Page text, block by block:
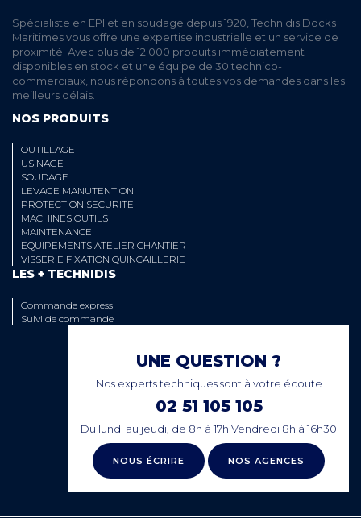
Spécialiste en EPI et en soudage depuis 1920, Technidis Docks
Maritimes vous offre une expertise industrielle et un service de
proximité. Avec plus de 12 000 produits immédiatement
disponibles en stock et une équipe de 30 technico-
commerciaux, nous répondons à toutes vos demandes dans les
meilleurs délais.
NOS PRODUITS
OUTILLAGE
USINAGE
SOUDAGE
LEVAGE MANUTENTION
PROTECTION SECURITE
MACHINES OUTILS
MAINTENANCE
EQUIPEMENTS ATELIER CHANTIER
VISSERIE FIXATION QUINCAILLERIE
LES + TECHNIDIS
Commande express
Suivi de commande
UNE QUESTION ?
Nos experts techniques sont à votre écoute
02 51 105 105
Du lundi au jeudi, de 8h à 17h Vendredi 8h à 16h30
NOUS ÉCRIRE NOS AGENCES